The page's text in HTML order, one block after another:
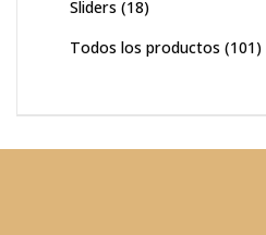
Sliders (18)
Todos los productos (101)